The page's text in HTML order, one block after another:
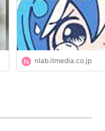
nlab.itmedia.co.jp